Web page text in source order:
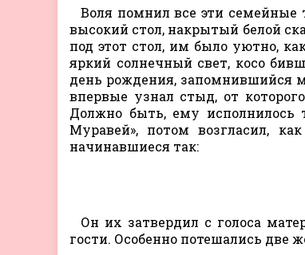
Воля помнил все эти семейные
высокий стол, накрытый белой
под этот стол, им было уютно,
яркий солнечный свет, косо
день рождения, запомнившийся
впервые узнал стыд, от
Должно быть, ему исполнилось
Муравей», потом возгласил,
начинавшиеся так:
Он их затвердил с голоса
гости. Особенно потешались две